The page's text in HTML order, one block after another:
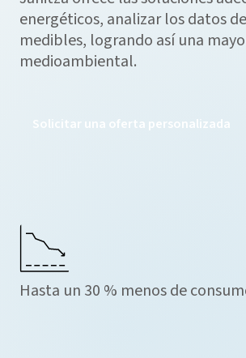
energéticos, analizar los datos
medibles, logrando así una
medioambiental.
Solicitar una oferta personalizada
Hasta un 30 % menos de